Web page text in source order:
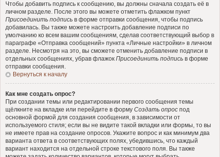
Чтобы добавить подпись к сообщению, вы должны сначала создать её в
личном разделе. После этого вы можете отметить флажком пункт
Присоединить подпись в форме отправки сообщения, чтобы подпись
добавилась. Вы также можете настроить добавление подписи по
умолчанию ко всем вашим сообщениям, сделав соответствующий выбор в
параграфе «Отправка сообщений» пункта «Личные настройки» в личном
разделе. Несмотря на это, вы сможете отменить добавление подписи в
отдельных сообщениях, убрав флажок Присоединить подпись в форме
отправки сообщения.
Вернуться к началу
Как мне создать опрос?
При создании темы или редактировании первого сообщения темы
щёлкните на вкладке или перейдите в форму Создать опрос под
основной формой для создания сообщения, в зависимости от
используемого стиля; если вы не видите такой вкладки или формы, то вы
не имеете прав на создание опросов. Укажите вопрос и как минимум два
варианта ответа в соответствующих полях, убедившись, что каждый
вариант находится на отдельной строке текстового поля. Вы также